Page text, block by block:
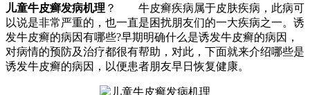
儿童牛皮癣发病机理 ？ 牛皮癣疾病属于皮肤疾病，此病可
以说是非常严重的，也一直是困扰朋友们的一大疾病之一。诱
发牛皮癣的病因有哪些?早期明确什么是诱发牛皮癣的病因，
对病情的预防及治疗都很有帮助，对此，下面就来介绍哪些是
诱发牛皮癣的病因，以便患者朋友早日恢复健康。